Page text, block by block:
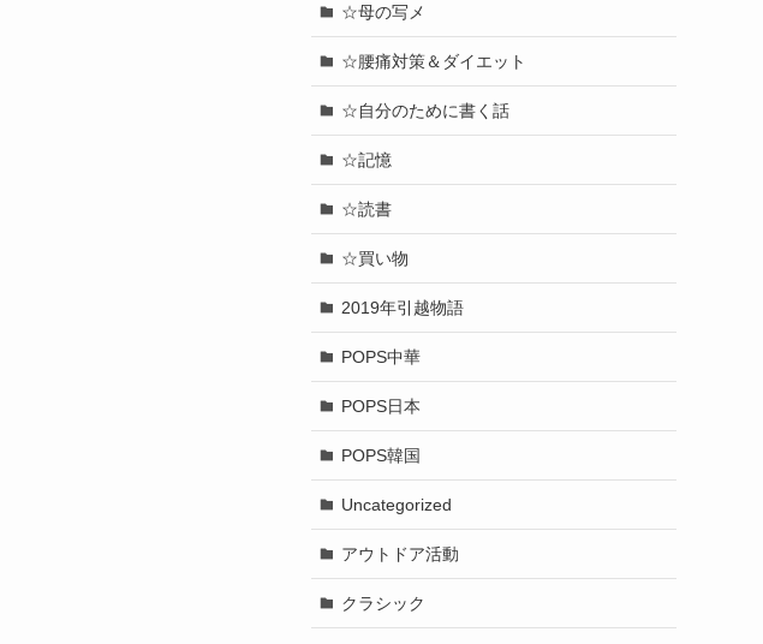
☆母の写メ
☆腰痛対策＆ダイエット
☆自分のために書く話
☆記憶
☆読書
☆買い物
2019年引越物語
POPS中華
POPS日本
POPS韓国
Uncategorized
アウトドア活動
クラシック